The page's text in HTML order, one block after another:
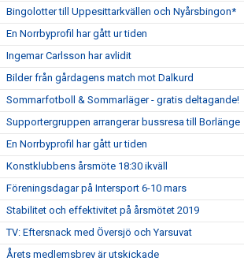
Bingolotter till Uppesittarkvällen och Nyårsbingon*
En Norrbyprofil har gått ur tiden
Ingemar Carlsson har avlidit
Bilder från gårdagens match mot Dalkurd
Sommarfotboll & Sommarläger - gratis deltagande!
Supportergruppen arrangerar bussresa till Borlänge
En Norrbyprofil har gått ur tiden
Konstklubbens årsmöte 18:30 ikväll
Föreningsdagar på Intersport 6-10 mars
Stabilitet och effektivitet på årsmötet 2019
TV: Eftersnack med Översjö och Yarsuvat
Årets medlemsbrev är utskickade